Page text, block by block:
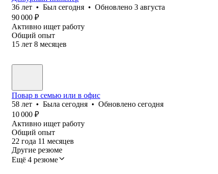
36 лет • Был сегодня • Обновлено 3 августа
90 000 ₽
Активно ищет работу
Общий опыт
15 лет 8 месяцев
Повар в семью или в офис
58 лет • Была сегодня • Обновлено сегодня
10 000 ₽
Активно ищет работу
Общий опыт
22 года 11 месяцев
Другие резюме
Ещё 4 резюме